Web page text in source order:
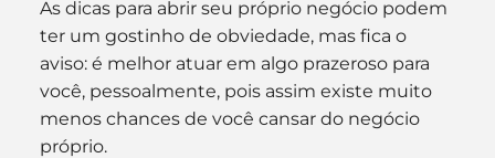
As dicas para abrir seu próprio negócio podem
ter um gostinho de obviedade, mas fica o
aviso: é melhor atuar em algo prazeroso para
você, pessoalmente, pois assim existe muito
menos chances de você cansar do negócio
próprio.